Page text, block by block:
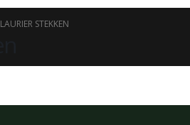
LAURIER STEKKEN